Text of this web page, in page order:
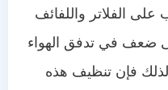
على الفلاتر واللفائف
ضعف في تدفق الهواء
لذلك فإن تنظيف هذه